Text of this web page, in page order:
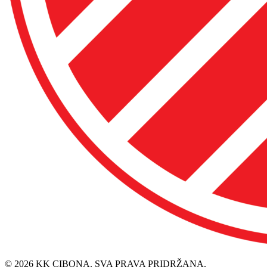
© 2026 KK CIBONA. SVA PRAVA PRIDRŽANA.